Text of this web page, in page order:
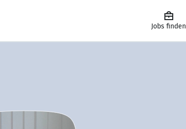
Jobs finden